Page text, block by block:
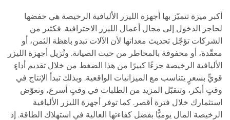
أكبر ميزة تتميّز بها أجهزة الليزر الأليافية الرخيصة هي خفضها
لحاجز الدخول إلى مجال أعمال الليزر الاحترافية. فكثير من
الشركات تؤجّل تحديث معداتها لأن الآلات تبدو باهظة الثمن، أو
معقّدة، أو محفوفة بالمخاطر من حيث الصيانة. وتُزيل أجهزة الليزر
الأليافية الرخيصة جزءًا كبيرًا من هذا الضغط من خلال تقديم أداءٍ
قويٍّ بسعرٍ يتناسب مع الميزانيات الواقعية. وبذلك تبدأ الإنتاج في
وقتٍ أبكر، وتتقبّل المزيد من الطلبات في وقتٍ أسرع، وتعوّض
استثمارك خلال فترة أقصر. كما توفر أجهزة الليزر الأليافية
الرخيصة المال يوميًّا بفضل كفاءتها العالية في استهلاك الطاقة. إذ